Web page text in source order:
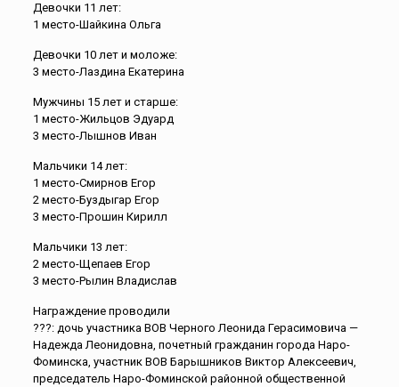
Девочки 11 лет:
1 место-Шайкина Ольга
Девочки 10 лет и моложе:
3 место-Лаздина Екатерина
Мужчины 15 лет и старше:
1 место-Жильцов Эдуард
3 место-Лышнов Иван
Мальчики 14 лет:
1 место-Смирнов Егор
2 место-Буздыгар Егор
3 место-Прошин Кирилл
Мальчики 13 лет:
2 место-Щепаев Егор
3 место-Рылин Владислав
Награждение проводили
???: дочь участника ВОВ Черного Леонида Герасимовича —
Надежда Леонидовна, почетный гражданин города Наро-
Фоминска, участник ВОВ Барышников Виктор Алексеевич,
председатель Наро-Фоминской районной общественной